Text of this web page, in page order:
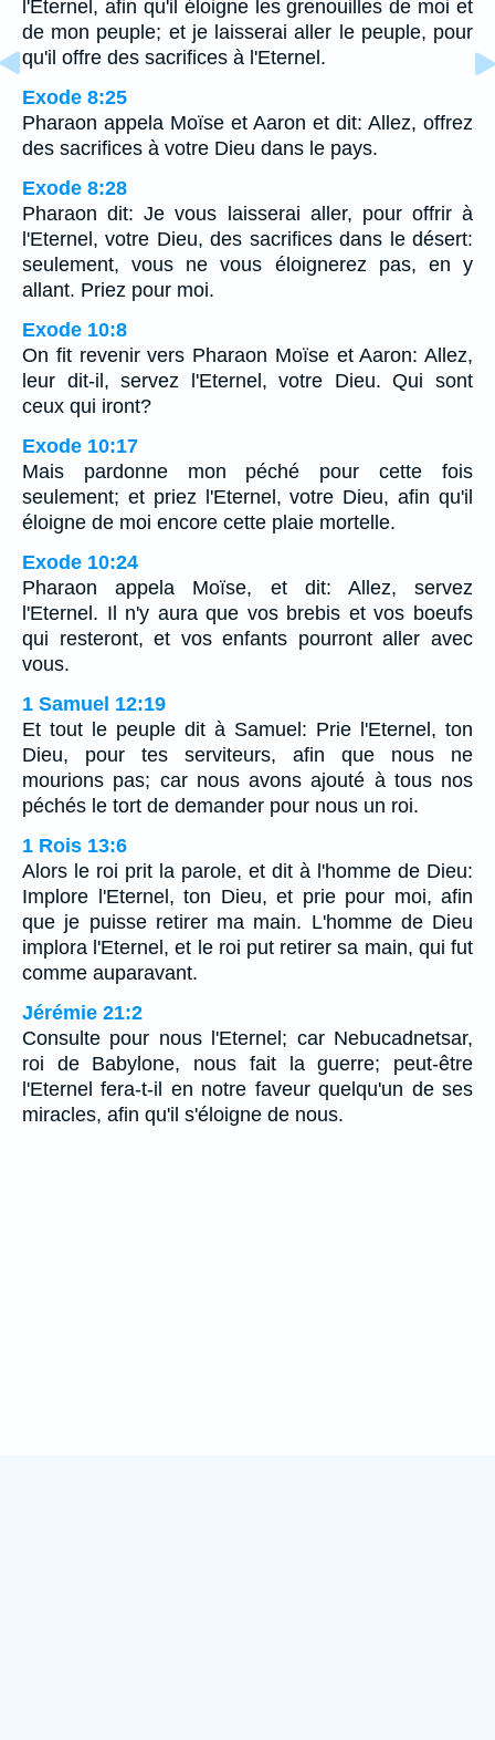
l'Eternel, afin qu'il éloigne les grenouilles de moi et
de mon peuple; et je laisserai aller le peuple, pour
qu'il offre des sacrifices à l'Eternel.
Exode 8:25
Pharaon appela Moïse et Aaron et dit: Allez, offrez
des sacrifices à votre Dieu dans le pays.
Exode 8:28
Pharaon dit: Je vous laisserai aller, pour offrir à
l'Eternel, votre Dieu, des sacrifices dans le désert:
seulement, vous ne vous éloignerez pas, en y
allant. Priez pour moi.
Exode 10:8
On fit revenir vers Pharaon Moïse et Aaron: Allez,
leur dit-il, servez l'Eternel, votre Dieu. Qui sont
ceux qui iront?
Exode 10:17
Mais pardonne mon péché pour cette fois
seulement; et priez l'Eternel, votre Dieu, afin qu'il
éloigne de moi encore cette plaie mortelle.
Exode 10:24
Pharaon appela Moïse, et dit: Allez, servez
l'Eternel. Il n'y aura que vos brebis et vos boeufs
qui resteront, et vos enfants pourront aller avec
vous.
1 Samuel 12:19
Et tout le peuple dit à Samuel: Prie l'Eternel, ton
Dieu, pour tes serviteurs, afin que nous ne
mourions pas; car nous avons ajouté à tous nos
péchés le tort de demander pour nous un roi.
1 Rois 13:6
Alors le roi prit la parole, et dit à l'homme de Dieu:
Implore l'Eternel, ton Dieu, et prie pour moi, afin
que je puisse retirer ma main. L'homme de Dieu
implora l'Eternel, et le roi put retirer sa main, qui fut
comme auparavant.
Jérémie 21:2
Consulte pour nous l'Eternel; car Nebucadnetsar,
roi de Babylone, nous fait la guerre; peut-être
l'Eternel fera-t-il en notre faveur quelqu'un de ses
miracles, afin qu'il s'éloigne de nous.